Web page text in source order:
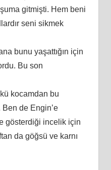
gitmişti. Hem beni
seni sikmek
bunu yaşattığın için
Bu son
kocamdan bu
Ben de Engin’e
gösterdiği incelik için
da göğsü ve karnı